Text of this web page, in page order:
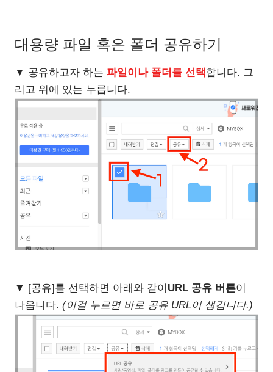
대용량 파일 혹은 폴더 공유하기
▼ 공유하고자 하는 파일이나 폴더를 선택합니다. 그
리고 위에 있는 누릅니다.
▼ [공유]를 선택하면 아래와 같이 URL 공유 버튼이
나옵니다. (이걸 누르면 바로 공유 URL이 생깁니다.)